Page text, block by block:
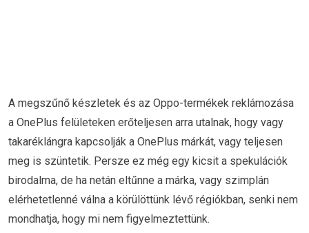
A megszűnő készletek és az Oppo-termékek reklámozása
a OnePlus felületeken erőteljesen arra utalnak, hogy vagy
takaréklángra kapcsolják a OnePlus márkát, vagy teljesen
meg is szüntetik. Persze ez még egy kicsit a spekulációk
birodalma, de ha netán eltűnne a márka, vagy szimplán
elérhetetlenné válna a körülöttünk lévő régiókban, senki nem
mondhatja, hogy mi nem figyelmeztettünk.